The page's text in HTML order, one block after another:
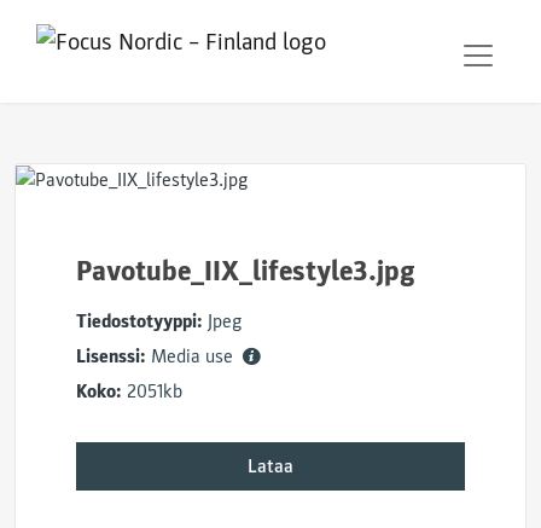
Pavotube_IIX_lifestyle3.jpg
Tiedostotyyppi: Jpeg
Lisenssi: Media use
Koko: 2051kb
Lataa